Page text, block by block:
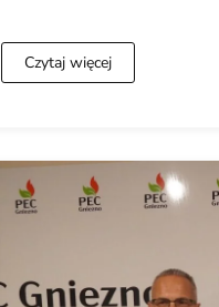
Czytaj więcej